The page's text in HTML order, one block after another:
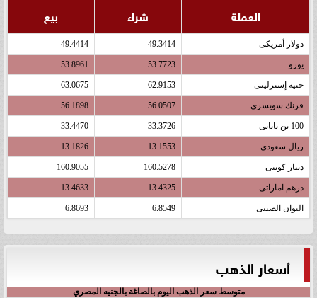
العملة شراء بيع
دولار أمريكى 49.3414
49.4414
يورو 53.7723
53.8961
جنيه إسترلينى 62.9153
63.0675
فرنك سويسرى 56.0507
56.1898
100 ين يابانى 33.3726
33.4470
ريال سعودى 13.1553
13.1826
دينار كويتى 160.5278
160.9055
درهم اماراتى 13.4325
13.4633
اليوان الصينى 6.8549
6.8693
أسعار الذهب
متوسط سعر الذهب اليوم بالصاغة بالجنيه المصري